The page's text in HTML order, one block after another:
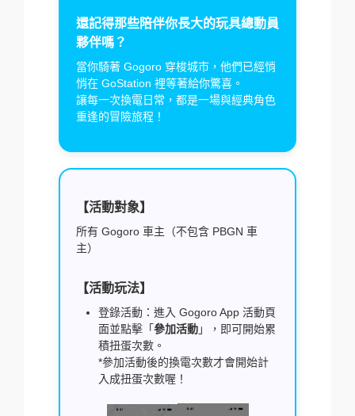
還記得那些陪伴你長大的玩具總動員
夥伴嗎？
當你騎著 Gogoro 穿梭城市，他們已經悄
悄在 GoStation 裡等著給你驚喜。
讓每一次換電日常，都是一場與經典角色
重逢的冒險旅程！
【活動對象】
所有 Gogoro 車主（不包含 PBGN 車
主）
【活動玩法】
登錄活動：進入 Gogoro App 活動頁
面並點擊「參加活動」，即可開始累
積扭蛋次數。
*參加活動後的換電次數才會開始計
入成扭蛋次數喔！